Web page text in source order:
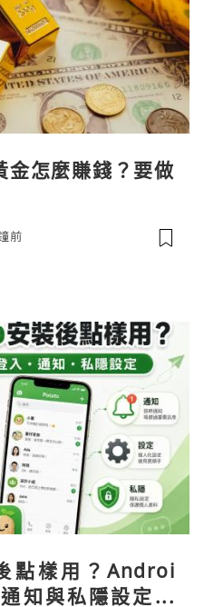
金怎麼賺錢？要做
前
點樣用？Androi
知與私隱設定完